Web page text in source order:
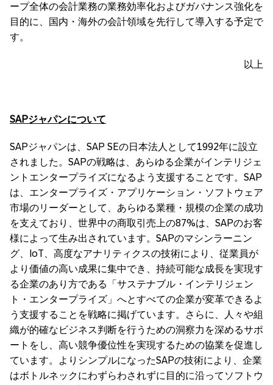
ープ全体の会計業務の業務効率化およびガバナンス強化を
目的に、国内・海外の会計領域を先行して導入する予定で
す。
以上
SAPジャパンについて
SAPジャパンは、SAP SEの日本法人として1992年に設立
されました。SAPの戦略は、あらゆる企業がインテリジェ
ントエンタープライズになるよう支援することです。SAP
は、エンタープライズ・アプリケーション・ソフトウェア
市場のリーダーとして、あらゆる業種・規模の企業の成功
を支えており、世界中の商取引売上の87%は、SAPのお客
様によって生み出されています。SAPのマシンラーニン
グ、IoT、高度なアナリティクスの技術により、従業員が
より価値の高い成果に集中でき、持続可能な成長を実現す
る企業のあり方である「サステナブル・インテリジェン
ト・エンタープライズ」へとすべての企業が変革できるよ
う支援することを戦略に掲げています。さらに、人々や組
織が的確なビジネス判断を行うための洞察力を深めるサポ
ートをし、高い競争優位性を実現するための協業を促進し
ています。よりシンプルになったSAPの技術により、企業
はボトルネックにわずらわされずに目的に沿ってソフトウ